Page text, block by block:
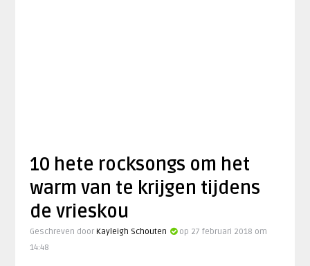
10 hete rocksongs om het
warm van te krijgen tijdens
de vrieskou
Geschreven door Kayleigh Schouten
op 27 februari 2018 om
14:48